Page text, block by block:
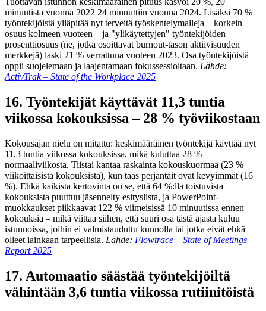
minuutista vuonna 2022 24 minuuttiin vuonna 2024. Lisäksi 70 %
työntekijöistä ylläpitää nyt terveitä työskentelymalleja – korkein
osuus kolmeen vuoteen – ja "ylikäytettyjen" työntekijöiden
prosenttiosuus (ne, jotka osoittavat burnout-tason aktiivisuuden
merkkejä) laski 21 % verrattuna vuoteen 2023. Osa työntekijöistä
oppii suojelemaan ja laajentamaan fokussessioitaan. Lähde:
ActivTrak – State of the Workplace 2025
16. Työntekijät käyttävät 11,3 tuntia
viikossa kokouksissa – 28 % työviikostaan
Kokousajan nielu on mitattu: keskimääräinen työntekijä käyttää nyt
11,3 tuntia viikossa kokouksissa, mikä kuluttaa 28 %
normaaliviikosta. Tiistai kantaa raskainta kokouskuormaa (23 %
viikoittaisista kokouksista), kun taas perjantait ovat kevyimmät (16
%). Ehkä kaikista kertovinta on se, että 64 %:lla toistuvista
kokouksista puuttuu jäsennelty esityslista, ja PowerPoint-
muokkaukset piikkaavat 122 % viimeisissä 10 minuutissa ennen
kokouksia – mikä viittaa siihen, että suuri osa tästä ajasta kuluu
istunnoissa, joihin ei valmistauduttu kunnolla tai jotka eivät ehkä
olleet lainkaan tarpeellisia. Lähde: Flowtrace – State of Meetings
Report 2025
17. Automaatio säästää työntekijöiltä
vähintään 3,6 tuntia viikossa rutiinitöistä